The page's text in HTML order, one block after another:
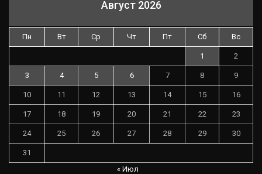
Август 2026
Пн Вт Ср Чт Пт Сб Вс
1 2
3 4 5 6 7 8 9
10 11 12 13 14 15 16
17 18 19 20 21 22 23
24 25 26 27 28 29 30
31
« Июл